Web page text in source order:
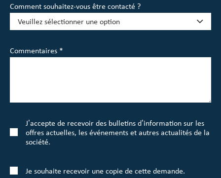
Comment souhaitez-vous être contacté ?
Commentaires *
J’accepte de recevoir des bulletins d’information sur les
offres actuelles, les événements et autres actualités de la
société.
Je souhaite recevoir une copie de cette demande.